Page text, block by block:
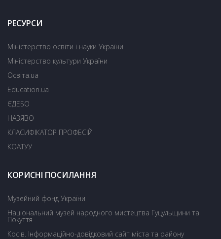
РЕСУРСИ
Міністерство освіти і науки України
Міністерство культури України
Освіта.ua
Education.ua
ЄДЕБО
НАЗЯВО
КЛАСИФІКАТОР ПРОФЕСІЙ
КОАТУУ
КОРИСНІ ПОСИЛАННЯ
Музейний фонд України
Національний музей народного мистецтва Гуцульщини та
Покуття
Косів. Інформаційно-довідковий сайт міста та району